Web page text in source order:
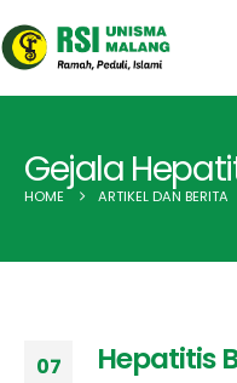
Gejala
HOME ARTIKEL DAN BERITA
07
Hepatitis